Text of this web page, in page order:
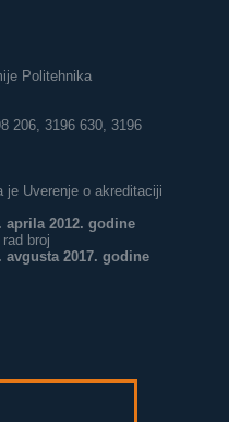
Politehnika
206, 3196 630, 3196
Uverenje o akreditaciji
aprila 2012. godine
broj
avgusta 2017. godine